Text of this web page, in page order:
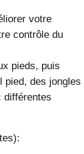
votre
contrôle du
pieds, puis
pied, des jongles
différentes